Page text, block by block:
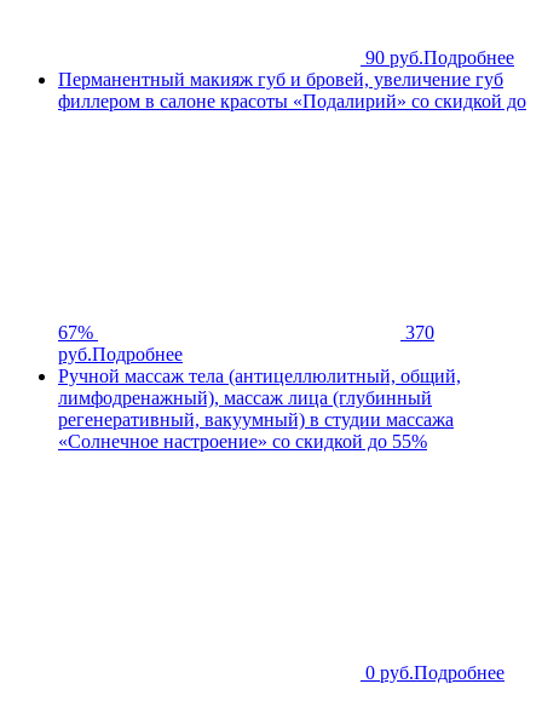
90 руб.Подробнее
Перманентный макияж губ и бровей, увеличение губ
филлером в салоне красоты «Подалирий» со скидкой до
67%
370
руб.Подробнее
Ручной массаж тела (антицеллюлитный, общий,
лимфодренажный), массаж лица (глубинный
регенеративный, вакуумный) в студии массажа
«Солнечное настроение» со скидкой до 55%
0 руб.Подробнее